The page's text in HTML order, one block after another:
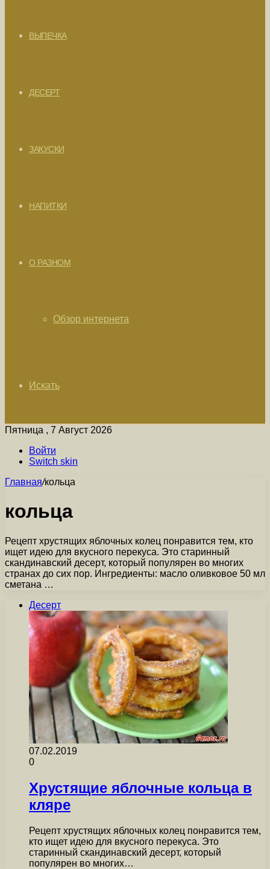
ВЫПЕЧКА
ДЕСЕРТ
ЗАКУСКИ
НАПИТКИ
О РАЗНОМ
Обзор интернета
Искать
Пятница , 7 Август 2026
Войти
Switch skin
Главная/кольца
кольца
Рецепт хрустящих яблочных колец понравится тем, кто
ищет идею для вкусного перекуса. Это старинный
скандинавский десерт, который популярен во многих
странах до сих пор. Ингредиенты: масло оливковое 50 мл
сметана …
Десерт
07.02.2019
0
Хрустящие яблочные кольца в
кляре
Рецепт хрустящих яблочных колец понравится тем,
кто ищет идею для вкусного перекуса. Это
старинный скандинавский десерт, который
популярен во многих…